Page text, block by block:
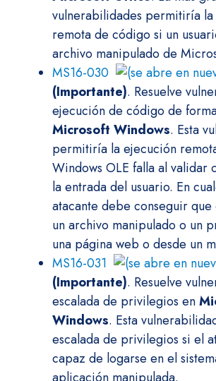
vulnerabilidades permitiría
remota de código si un
archivo manipulado de
MS16-030
(Importante). Resuelve
ejecución de código de
Microsoft Windows. Esta
permitiría la ejecución
Windows OLE falla al validar
la entrada del usuario. En
atacante debe conseguir
un archivo manipulado o un
una página web o desde un
MS16-031
(Importante). Resuelve
escalada de privilegios en
Windows. Esta
escalada de privilegios si el
capaz de logarse en el